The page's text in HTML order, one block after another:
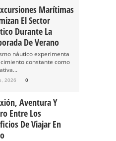
Marítimas
El Sector
Durante La
De Verano
náutico experimenta
constante como
2026 0
Aventura Y
Entre Los
De Viajar En